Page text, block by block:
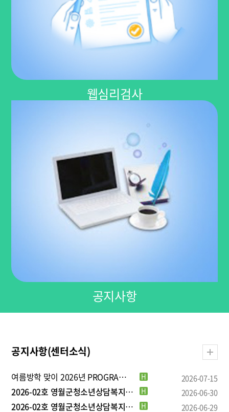
웹심리검사
공지사항
공지사항(센터소식)
여름방학 맞이 2026년 PROGRA… H 2026-07-15
2026-02호 영월군청소년상담복지센… H 2026-06-30
2026-02호 영월군청소년상담복지센… H 2026-06-29